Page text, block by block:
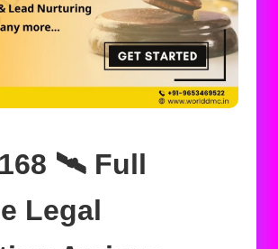
🛰️‍ Full
Legal